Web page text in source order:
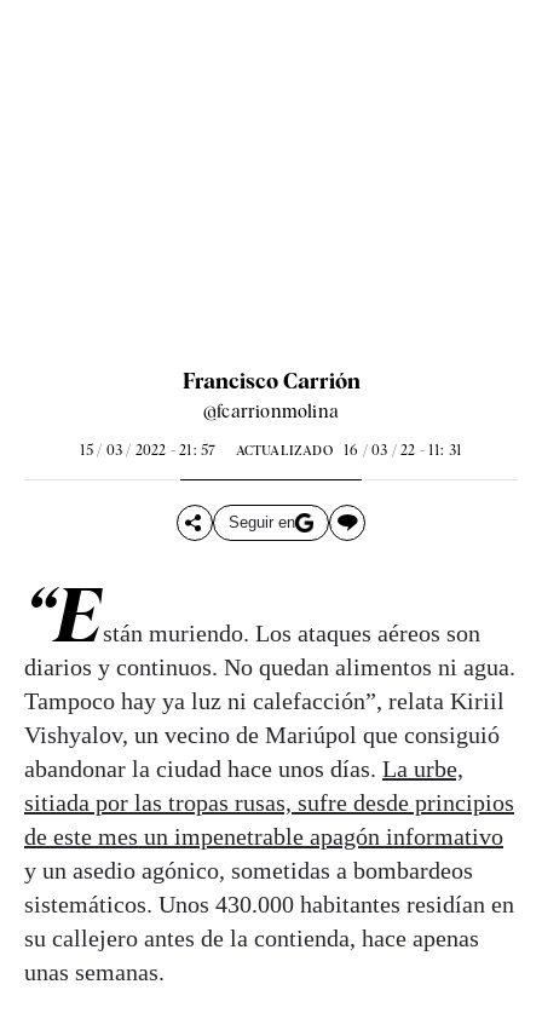
Francisco Carrión
@fcarrionmolina
15 / 03 / 2022 - 21: 57 ACTUALIZADO 16 / 03 / 22 - 11: 31
Seguir en
“Están muriendo. Los ataques aéreos son
diarios y continuos. No quedan alimentos ni agua.
Tampoco hay ya luz ni calefacción”, relata Kiriil
Vishyalov, un vecino de Mariúpol que consiguió
abandonar la ciudad hace unos días. La urbe,
sitiada por las tropas rusas, sufre desde principios
de este mes un impenetrable apagón informativo
y un asedio agónico, sometidas a bombardeos
sistemáticos. Unos 430.000 habitantes residían en
su callejero antes de la contienda, hace apenas
unas semanas.